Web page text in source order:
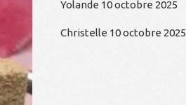
Yolande 10 octobre 2025
Christelle 10 octobre 2025